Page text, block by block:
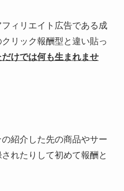
ィリエイト広告である成
リック報酬型と違い貼っ
けでは何も生まれませ
紹介した先の商品やサー
れたりして初めて報酬と